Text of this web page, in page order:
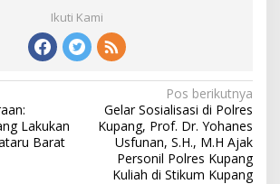
Ikuti Kami
Lakukan
Barat
Pos berikutnya
Gelar Sosialisasi di Polres
Kupang, Prof. Dr. Yohanes
Usfunan, S.H., M.H Ajak
Personil Polres Kupang
Kuliah di Stikum Kupang